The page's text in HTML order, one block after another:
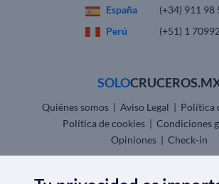
España
(+34) 911 98
Perú
(+51) 1
SOLO
Quiénes somos | Aviso Legal | Política
Política de cookies | Condiciones
Opiniones | Check-in